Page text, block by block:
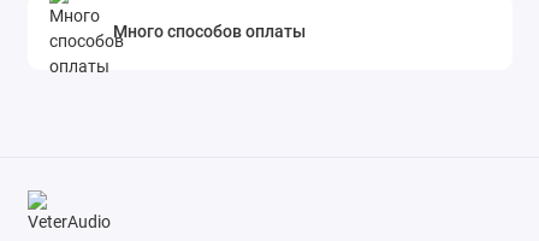
Много способов оплаты